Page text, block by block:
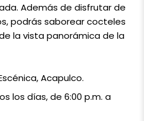
Además de disfrutar de
podrás saborear cocteles
la vista panorámica de la
Acapulco.
los días, de 6:00 p.m. a